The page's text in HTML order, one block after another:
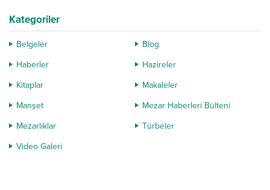
Kategoriler
Belgeler
Blog
Haberler
Hazireler
Kitaplar
Makaleler
Manşet
Mezar Haberleri Bülteni
Mezarlıklar
Türbeler
Video Galeri